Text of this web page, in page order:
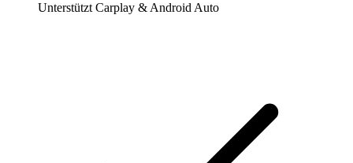
Unterstützt Carplay & Android Auto